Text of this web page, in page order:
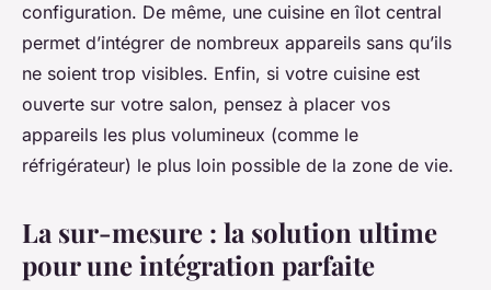
configuration. De même, une cuisine en îlot central
permet d’intégrer de nombreux appareils sans qu’ils
ne soient trop visibles. Enfin, si votre cuisine est
ouverte sur votre salon, pensez à placer vos
appareils les plus volumineux (comme le
réfrigérateur) le plus loin possible de la zone de vie.
La sur-mesure : la solution ultime
pour une intégration parfaite